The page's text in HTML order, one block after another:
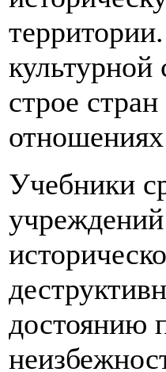
культурной
строе
Учебники
достоянию